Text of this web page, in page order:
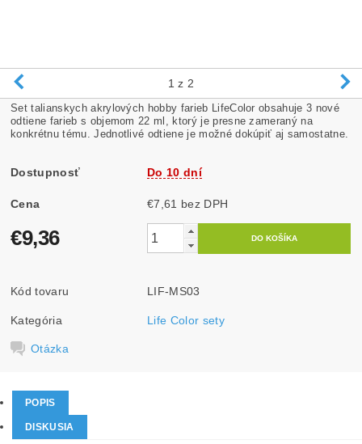
1 z 2
Set talianskych akrylových hobby farieb LifeColor obsahuje 3 nové
odtiene farieb s objemom 22 ml, ktorý je presne zameraný na
konkrétnu tému. Jednotlivé odtiene je možné dokúpiť aj samostatne.
Dostupnosť Do 10 dní
Cena €7,61 bez DPH
€9,36
Kód tovaru LIF-MS03
Kategória Life Color sety
Otázka
POPIS
DISKUSIA